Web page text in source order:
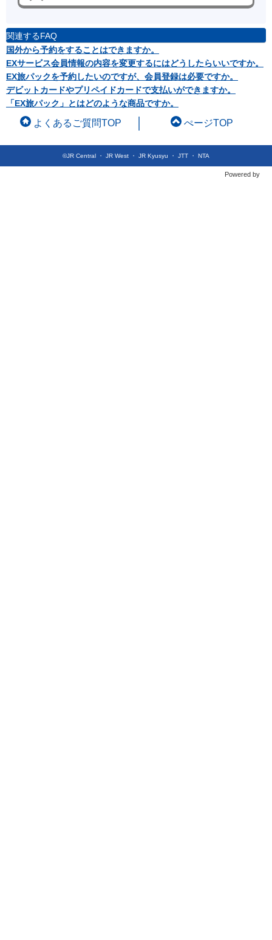
関連するFAQ
国外から予約をすることはできますか。
EXサービス会員情報の内容を変更するにはどうしたらいいですか。
EX旅パックを予約したいのですが、会員登録は必要ですか。
デビットカードやプリペイドカードで支払いができますか。
「EX旅パック」とはどのような商品ですか。
©JR Central ・ JR West ・ JR Kyusyu ・ JTT ・ NTA
Powered by
よくあるご質問TOP ぺージTOP